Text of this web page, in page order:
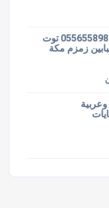
زمازمة جدة 0556558989 توت
زمزم مكة
وعربية